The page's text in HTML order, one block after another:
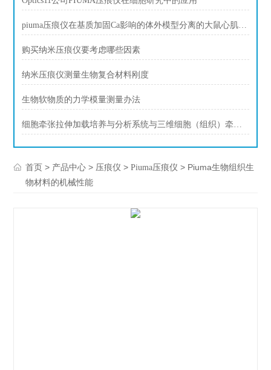
piuma压痕仪在基质加固Ca影响的体外模型分离的大鼠心肌细胞肌脂肪
购买纳米压痕仪要考虑哪些因素
纳米压痕仪测量生物复合材料刚度
生物软物质的力学模量测量办法
细胞牵张拉伸加载培养与分析系统与三维细胞（组织）牵引拉伸加载培养与分析
首页 > 产品中心 > 压痕仪 >Piuma压痕仪 > Piuma生物组织生
物材料的机械性能